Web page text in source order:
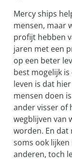
Mercy ships
mensen, maar
profijt hebben
jaren met een
op een beter
best mogelijk
leven is dat
mensen doen
ander visser of
wegblijven van
worden. En dat
soms ook
anderen, toch